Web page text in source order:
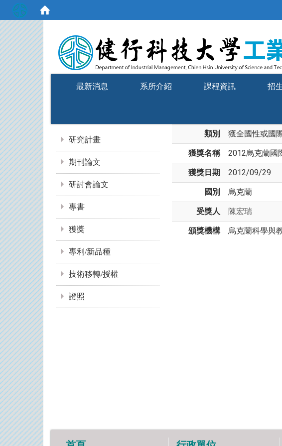
最新消息 系所介紹 課程資訊 招
研究計畫
期刊論文
研討會論文
專書
獲獎
專利/新品種
技術移轉/授權
證照
類別 獲全國性或國
獲獎名稱 2012烏克蘭國
獲獎日期 2012/09/29
國別 烏克蘭
受獎人 陳宏瑞
頒獎機構 烏克蘭科學與